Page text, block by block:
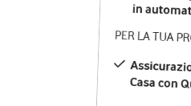
in
PER LA TUA
Casa con